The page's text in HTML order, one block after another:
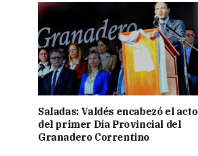
Saladas: Valdés encabezó el acto
del primer Día Provincial del
Granadero Correntino